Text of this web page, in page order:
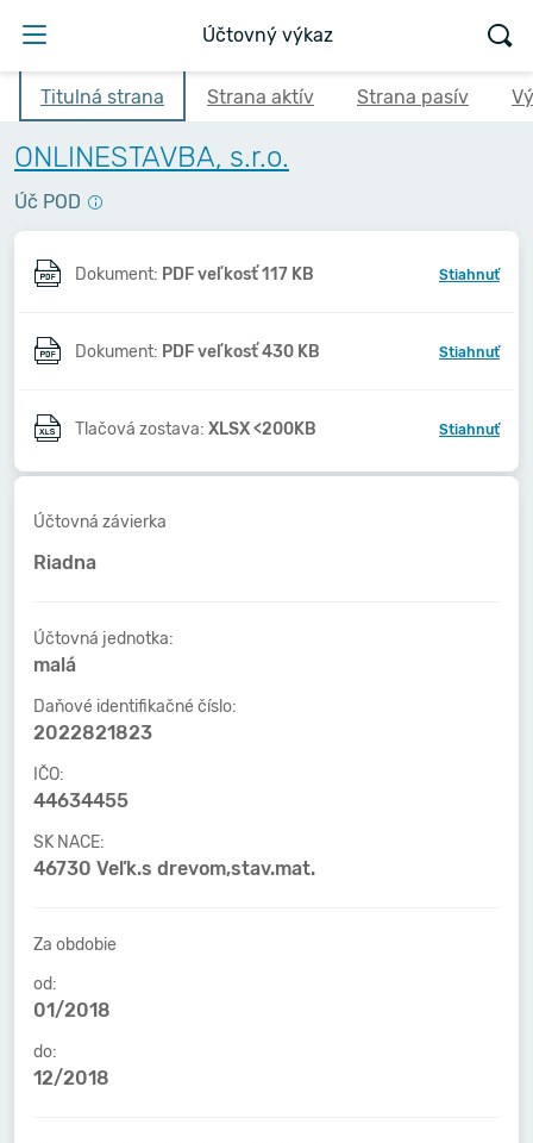
Účtovný výkaz
Titulná strana Strana aktív Strana pasív
ONLINESTAVBA, s.r.o.
Úč POD
Dokument: PDF veľkosť 117 KB Stiahnuť
Dokument: PDF veľkosť 430 KB Stiahnuť
Tlačová zostava: XLSX <200KB Stiahnuť
Účtovná závierka
Riadna
Účtovná jednotka:
malá
Daňové identifikačné číslo:
2022821823
IČO:
44634455
SK NACE:
46730 Veľk.s drevom,stav.mat.
Za obdobie
od:
01/2018
do:
12/2018